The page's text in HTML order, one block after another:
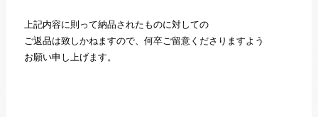
上記内容に則って納品されたものに対しての
ご返品は致しかねますので、何卒ご留意くださりますよう
お願い申し上げます。